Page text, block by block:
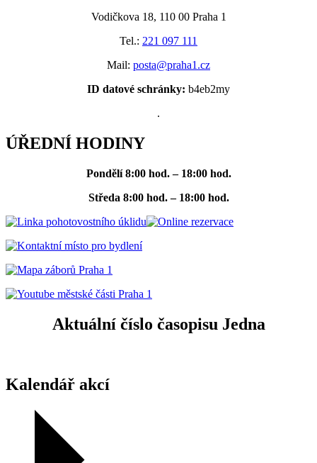
Vodičkova 18, 110 00 Praha 1
Tel.: 221 097 111
Mail: posta@praha1.cz
ID datové schránky: b4eb2my
.
ÚŘEDNÍ HODINY
Pondělí 8:00 hod. – 18:00 hod.
Středa 8:00 hod. – 18:00 hod.
Aktuální číslo časopisu Jedna
Kalendář akcí